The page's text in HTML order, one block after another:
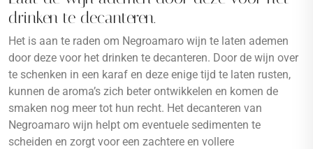
drinken te decanteren.
Het is aan te raden om Negroamaro wijn te laten ademen
door deze voor het drinken te decanteren. Door de wijn over
te schenken in een karaf en deze enige tijd te laten rusten,
kunnen de aroma’s zich beter ontwikkelen en komen de
smaken nog meer tot hun recht. Het decanteren van
Negroamaro wijn helpt om eventuele sedimenten te
scheiden en zorgt voor een zachtere en vollere